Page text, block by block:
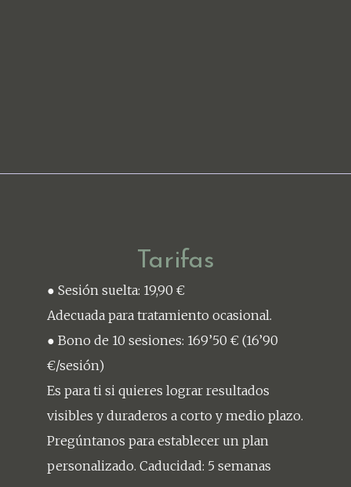
Tarifas
● Sesión suelta: 19,90 €
Adecuada para tratamiento ocasional.
● Bono de 10 sesiones: 169’50 € (16’90
€/sesión)
Es para ti si quieres lograr resultados
visibles y duraderos a corto y medio plazo.
Pregúntanos para establecer un plan
personalizado. Caducidad: 5 semanas